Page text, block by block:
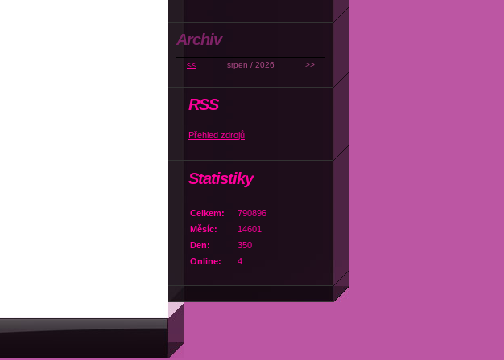
Archiv
<< srpen / 2026 >>
RSS
Přehled zdrojů
Statistiky
Online: 4
Celkem:
790896
Měsíc:
14601
Den:
350